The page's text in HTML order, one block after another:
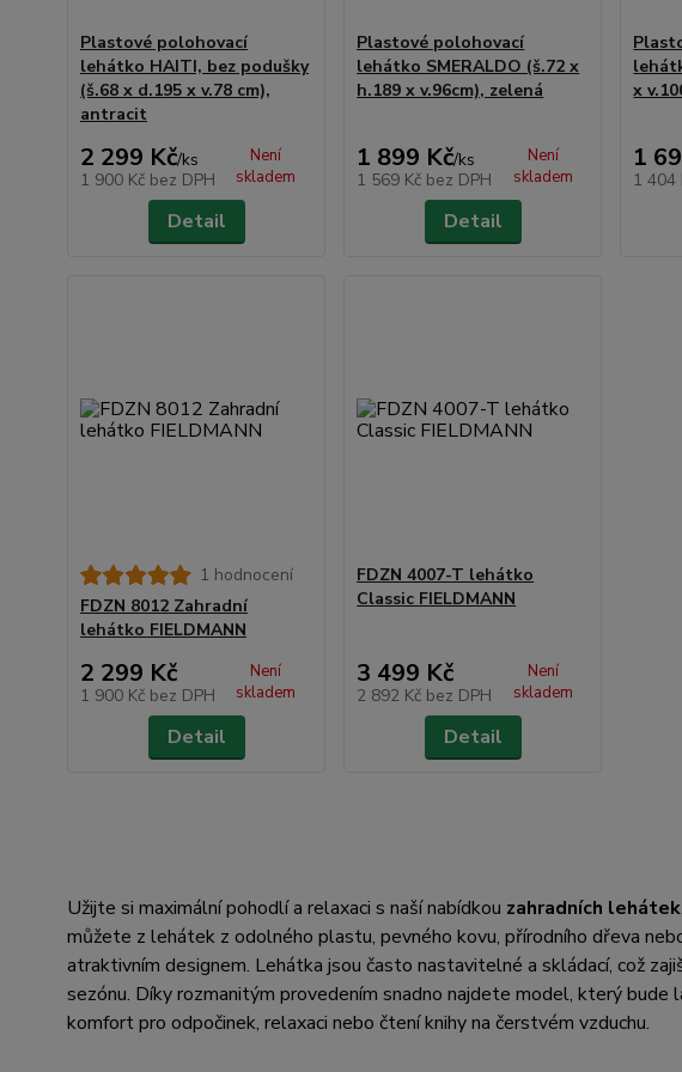
Plastové polohovací
lehátko HAITI, bez podušky
(š.68 x d.195 x v.78 cm),
antracit
2 299 Kč/ks
1 900 Kč bez DPH
Není
skladem
Detail
Plastové polohovací
lehátko SMERALDO (š.72 x
h.189 x v.96cm), zelená
1 899 Kč/ks
1 569 Kč bez DPH
Není
skladem
Detail
x
1
1 404
1 hodnocení
FDZN 8012 Zahradní
lehátko FIELDMANN
2 299 Kč
1 900 Kč bez DPH
Není
skladem
Detail
FDZN 4007-T lehátko
Classic FIELDMANN
3 499 Kč
2 892 Kč bez DPH
Není
skladem
Detail
Užijte si maximální pohodlí a relaxaci s naší nabídkou zahradních lehátek
můžete z lehátek z odolného plastu, pevného kovu, přírodního dřeva
atraktivním designem. Lehátka jsou často nastavitelné a skládací, což
sezónu. Díky rozmanitým provedením snadno najdete model, který
komfort pro odpočinek, relaxaci nebo čtení knihy na čerstvém vzduchu.